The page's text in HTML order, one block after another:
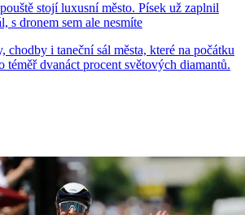
stojí luxusní město. Písek už zaplnil
s dronem sem ale nesmíte
chodby i taneční sál města, které na počátku
téměř dvanáct procent světových diamantů.